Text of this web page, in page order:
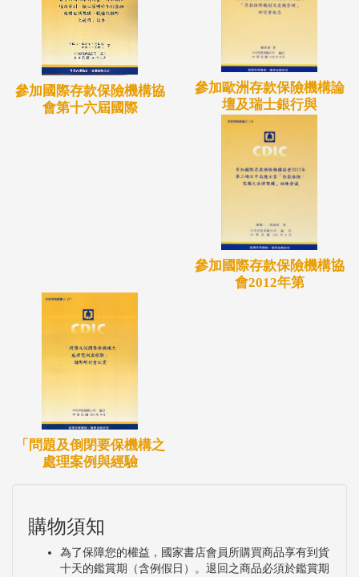
參加國際存款保險機構協
會第十六屆國際
參加歐洲存款保險機構論
壇及瑞士銀行與
參加國際存款保險機構協
會2012年第
「問題及倒閉要保機構之
處理案例與經驗
購物須知
為了保障您的權益，國家書店會員所購買商品享有到貨
十天的鑑賞期（含例假日）。退回之商品必須於鑑賞期